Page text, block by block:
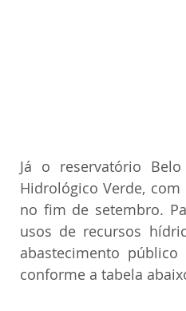
Já o reservatório
Hidrológico Verde,
no fim de setembro.
usos de recursos
abastecimento
conforme a tabela